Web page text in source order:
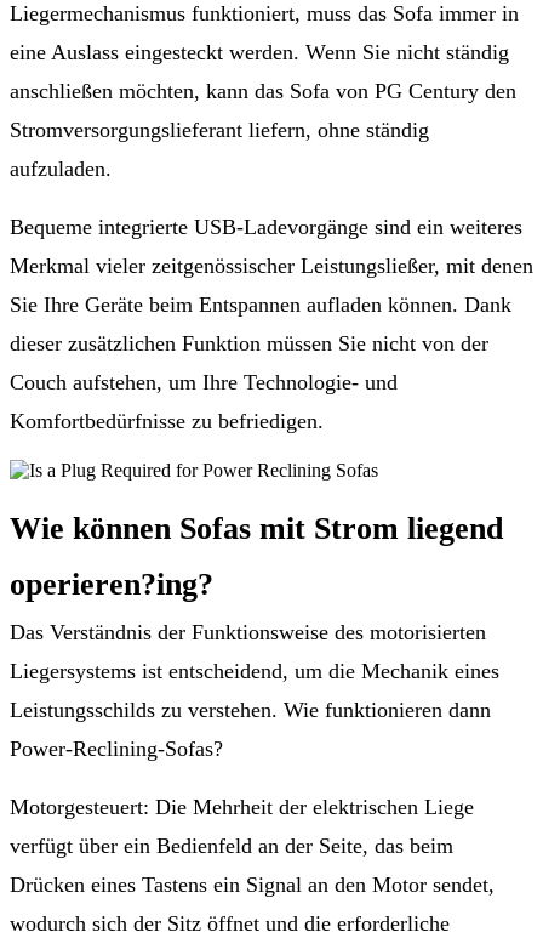
Liegermechanismus funktioniert, muss das Sofa immer in
eine Auslass eingesteckt werden. Wenn Sie nicht ständig
anschließen möchten, kann das Sofa von PG Century den
Stromversorgungslieferant liefern, ohne ständig
aufzuladen.
Bequeme integrierte USB-Ladevorgänge sind ein weiteres
Merkmal vieler zeitgenössischer Leistungsließer, mit denen
Sie Ihre Geräte beim Entspannen aufladen können. Dank
dieser zusätzlichen Funktion müssen Sie nicht von der
Couch aufstehen, um Ihre Technologie- und
Komfortbedürfnisse zu befriedigen.
Wie können Sofas mit Strom liegend
operieren?ing?
Das Verständnis der Funktionsweise des motorisierten
Liegersystems ist entscheidend, um die Mechanik eines
Leistungsschilds zu verstehen. Wie funktionieren dann
Power-Reclining-Sofas?
Motorgesteuert: Die Mehrheit der elektrischen Liege
verfügt über ein Bedienfeld an der Seite, das beim
Drücken eines Tastens ein Signal an den Motor sendet,
wodurch sich der Sitz öffnet und die erforderliche